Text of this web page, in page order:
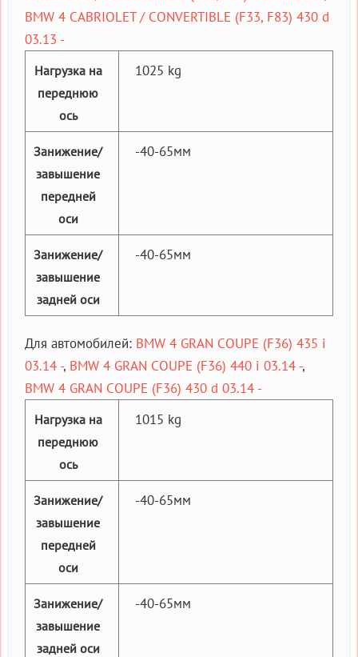
BMW 4 CABRIOLET / CONVERTIBLE (F33, F83) 430 d
03.13 -
Нагрузка на
переднюю
ось
1025 kg
Занижение/
завышение
передней
оси
-40-65мм
Занижение/
завышение
задней оси
-40-65мм
Для автомобилей: BMW 4 GRAN COUPE (F36) 435 i
03.14 -, BMW 4 GRAN COUPE (F36) 440 i 03.14 -,
BMW 4 GRAN COUPE (F36) 430 d 03.14 -
Нагрузка на
переднюю
ось
1015 kg
Занижение/
завышение
передней
оси
-40-65мм
Занижение/
завышение
задней оси
-40-65мм